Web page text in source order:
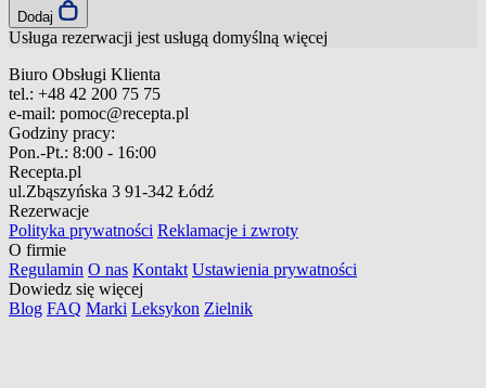
Dodaj
Usługa rezerwacji jest usługą domyślną więcej
Biuro Obsługi Klienta
tel.: +48 42 200 75 75
e-mail: pomoc@recepta.pl
Godziny pracy:
Pon.-Pt.: 8:00 - 16:00
Recepta.pl
ul.Zbąszyńska 3 91-342 Łódź
Rezerwacje
Polityka prywatności Reklamacje i zwroty
O firmie
Regulamin O nas Kontakt Ustawienia prywatności
Dowiedz się więcej
Blog FAQ Marki Leksykon Zielnik